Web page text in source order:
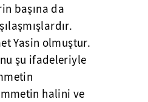
başına da
Yasin olmuştur.
şu ifadeleriyle
halini ve